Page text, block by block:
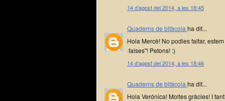
14 d’agost del 2014, a les 18:45
Quaderns de bitàcola ha dit...
Hola Mercè! No podies faltar,
·falses"! Petons! :)
14 d’agost del 2014, a les 18:46
Quaderns de bitàcola ha dit...
Hola Verónica! Moltes gràcies! I